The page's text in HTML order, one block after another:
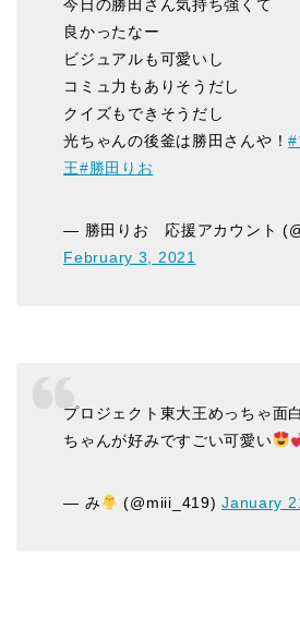
今日の勝田さん気持ち強くて
良かったなー
ビジュアルも可愛いし
コミュ力もありそうだし
クイズもできそうだし
光ちゃんの後釜は勝田さんや！#
王#勝田りお
— 勝田りお 応援アカウント
February 3, 2021
プロジェクト東大王めっちゃ面
ちゃんが好みですごい可愛い
— み (@miii_419)January